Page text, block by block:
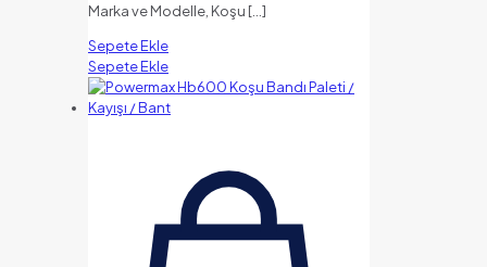
Marka ve Modelle, Koşu […]
Sepete Ekle
Sepete Ekle